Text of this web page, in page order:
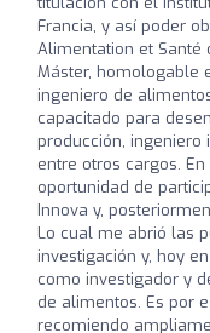
Francia, y así poder
Alimentation et Santé
Máster, homologable
ingeniero de
capacitado para
producción,
entre otros cargos.
oportunidad de
Innova y,
Lo cual me abrió las
investigación y, hoy
como investigador y
de alimentos. Es por
recomiendo